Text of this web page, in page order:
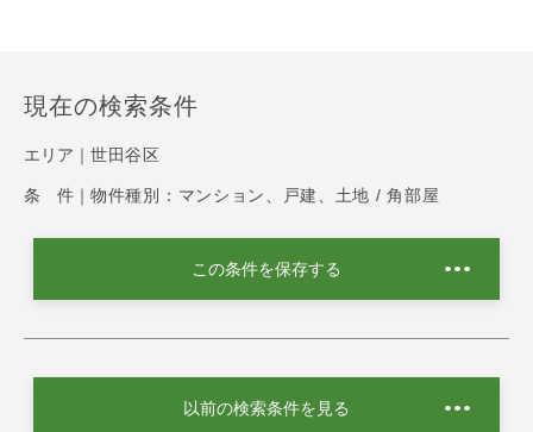
現在の検索条件
エリア｜ 世田谷区
条 件｜ 物件種別：マンション、戸建、土地 / 角部屋
この条件を保存する
以前の検索条件を見る